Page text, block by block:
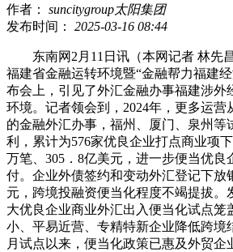
作者： suncitygroup太阳集团
发布时间： 2025-03-16 08:44
东南网2月11日讯（本网记者 林先
福建省金融运转环境暨“金融帮力福建
布会上，引见了外汇金融办事福建涉外
环境。记者领会到，2024年，更多运营
的金融外汇办事，福州、厦门、泉州等
利，累计为576家优良企业打点商业项
万笔、305．8亿美元，进一步便当优良
付。企业外债签约和变动外汇登记下放
元，跨境投融资便当化程度不竭提拔。
大优良企业商业外汇出入便当化试点笼
小、平易近营、专精特新企业降低跨境
月试点以来，便当化政策已惠及外贸企